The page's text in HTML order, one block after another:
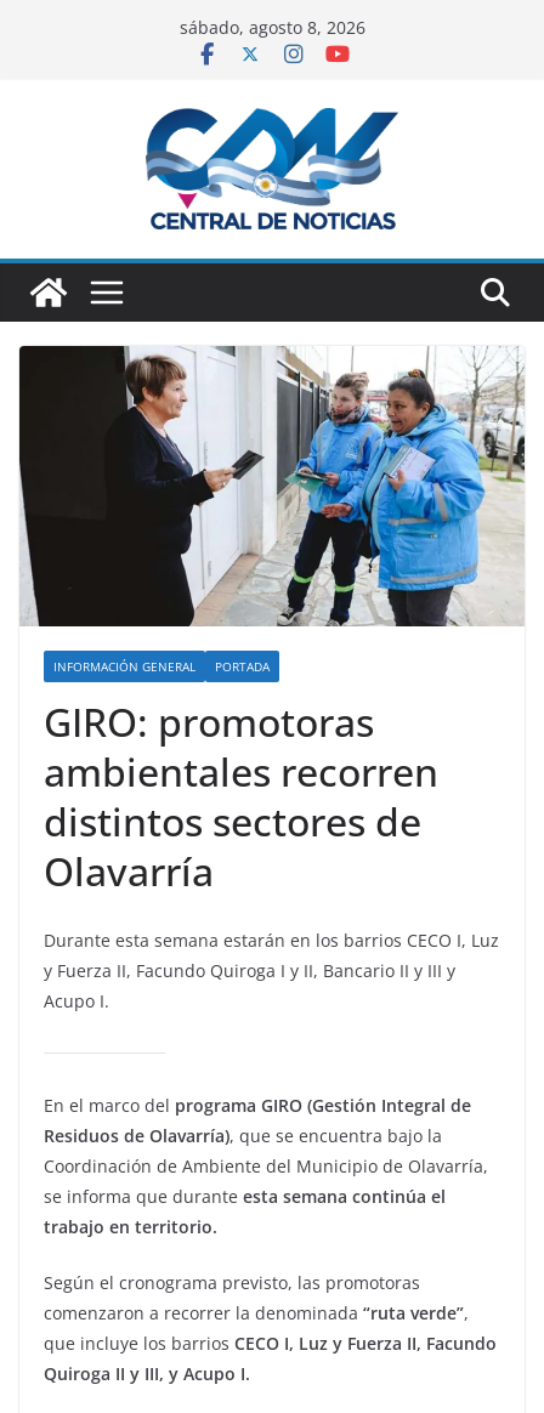
sábado, agosto 8, 2026
INFORMACIÓN GENERAL PORTADA
GIRO: promotoras
ambientales recorren
distintos sectores de
Olavarría
Durante esta semana estarán en los barrios CECO I, Luz
y Fuerza II, Facundo Quiroga I y II, Bancario II y III y
Acupo I.
En el marco del programa GIRO (Gestión Integral de
Residuos de Olavarría), que se encuentra bajo la
Coordinación de Ambiente del Municipio de Olavarría,
se informa que durante esta semana continúa el
trabajo en territorio.
Según el cronograma previsto, las promotoras
comenzaron a recorrer la denominada “ruta verde”,
que incluye los barrios CECO I, Luz y Fuerza II, Facundo
Quiroga II y III, y Acupo I.